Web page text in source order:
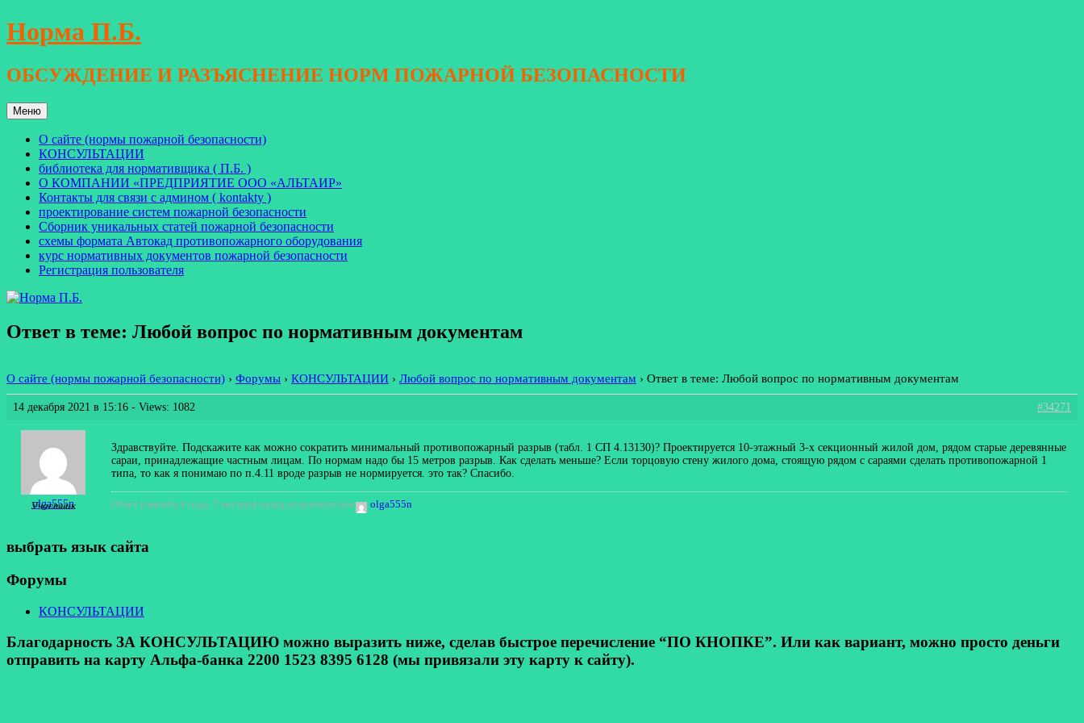
Перейти
к
Норма П.Б.
ОБСУЖДЕНИЕ И РАЗЪЯСНЕНИЕ НОРМ ПОЖАРНОЙ БЕЗОПАСНОСТИ
Меню
О сайте (нормы пожарной безопасности)
КОНСУЛЬТАЦИИ
библиотека для нормативщика ( П.Б. )
О КОМПАНИИ «ПРЕДПРИЯТИЕ ООО «АЛЬТАИР»
Контакты для связи с админом ( kontakty )
проектирование систем пожарной безопасности
Сборник уникальных статей пожарной безопасности
схемы формата Автокад противопожарного оборудования
курс нормативных документов пожарной безопасности
Регистрация пользователя
Ответ в теме: Любой вопрос по нормативным документам
О сайте (нормы пожарной безопасности) › Форумы › КОНСУЛЬТАЦИИ › Любой вопрос по нормативным документам › Ответ в теме: Любой вопрос по нормативным документам
14 декабря 2021 в 15:16 - Views: 1082 #34271
olga555n
Участник
Здравствуйте. Подскажите как можно сократить минимальный противопожарный разрыв (табл. 1 СП 4.13130)? Проектируется 10-этажный 3-х секционный жилой дом, рядом старые деревянные
сараи, принадлежащие частным лицам. По нормам надо бы 15 метров разрыв. Как сделать меньше? Если торцовую стену жилого дома, стоящую рядом с сараями сделать противопожарной 1
типа, то как я понимаю по п.4.11 вроде разрыв не нормируется. это так? Спасибо.
Ответ изменён 4 года, 7 месяцев назад пользователем olga555n.
выбрать язык сайта
Форумы
КОНСУЛЬТАЦИИ
Благодарность ЗА КОНСУЛЬТАЦИЮ можно выразить ниже, сделав быстрое перечисление “ПО КНОПКЕ”. Или как вариант, можно просто деньги
отправить на карту Альфа-банка 2200 1523 8395 6128 (мы привязали эту карту к сайту).